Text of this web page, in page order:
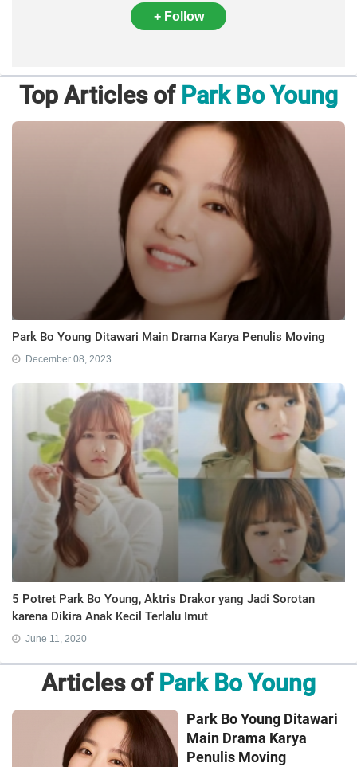
+ Follow
Top Articles of Park Bo Young
Park Bo Young Ditawari Main Drama Karya Penulis Moving
December 08, 2023
5 Potret Park Bo Young, Aktris Drakor yang Jadi Sorotan
karena Dikira Anak Kecil Terlalu Imut
June 11, 2020
Articles of Park Bo Young
Park Bo Young Ditawari
Main Drama Karya
Penulis Moving